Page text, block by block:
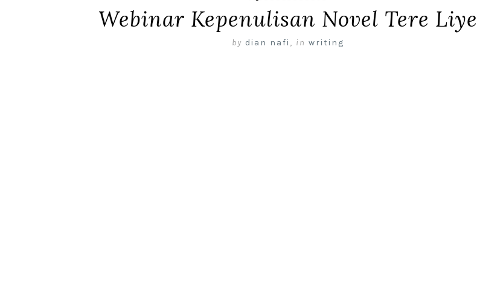
Webinar Kepenulisan Novel Tere Liye
by dian nafi , in writing